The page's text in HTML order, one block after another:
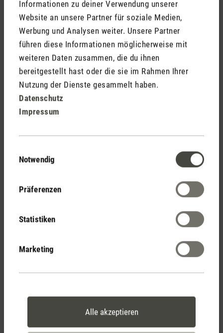
Informationen zu deiner Verwendung unserer
Website an unsere Partner für soziale Medien,
Werbung und Analysen weiter. Unsere Partner
führen diese Informationen möglicherweise mit
weiteren Daten zusammen, die du ihnen
bereitgestellt hast oder die sie im Rahmen Ihrer
Nutzung der Dienste gesammelt haben.
Datenschutz
Impressum
Notwendig
Präferenzen
Statistiken
Marketing
Alle akzeptieren
Jetzt Produkt bewerten
Deine Vorteile
eigenem Servicecenter